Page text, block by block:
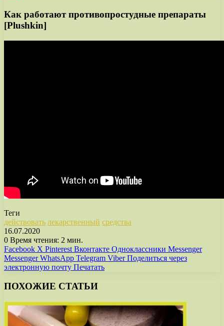
Как работают противопростудные препараты
[Plushkin]
Теги
действовать лекарственный средства
16.07.2020
0 Время чтения: 2 мин.
Facebook X Pinterest Вконтакте Одноклассники Messenger
Messenger WhatsApp Telegram Viber Поделиться через
электронную почту Печатать
ПОХОЖИЕ СТАТЬИ